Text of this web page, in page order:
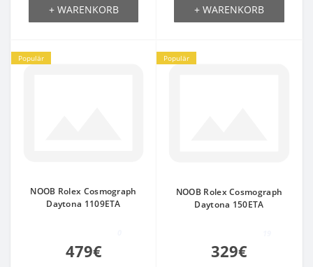
+ WARENKORB + WARENKORB
Populär
NOOB Rolex Cosmograph
Daytona 1109ETA
479€
Populär
NOOB Rolex Cosmograph
Daytona 150ETA
329€